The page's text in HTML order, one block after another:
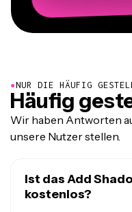
●NUR DIE HÄUFIG
Häufig
Wir haben Antworten
unsere Nutzer stellen.
Ist das Add
kostenlos?